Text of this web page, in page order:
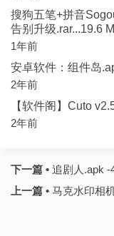
搜狗五笔+拼音
告别升级.rar...19.6 M
1年前
安卓软件：组件岛
2年前
【软件阁】Cuto
2年前
下一篇 • 追剧人.apk -
上一篇 • 马克水印相